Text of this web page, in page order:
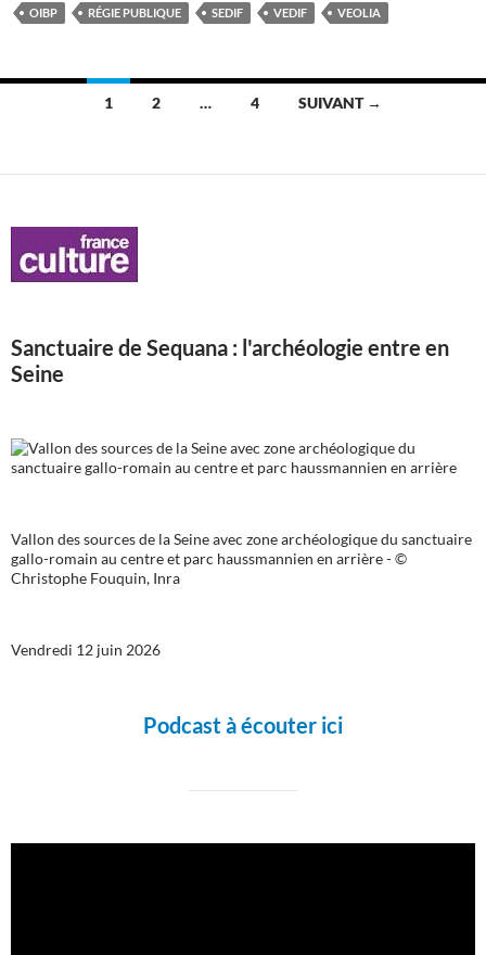
OIBP
RÉGIE PUBLIQUE SEDIF VEDIF VEOLIA
Navigation
articles
1 2 … 4 SUIVANT →
Sanctuaire de Sequana : l'archéologie entre en
Seine
Vallon des sources de la Seine avec zone archéologique du sanctuaire
gallo-romain au centre et parc haussmannien en arrière - ©
Christophe Fouquin, Inra
Vendredi 12 juin 2026
Podcast à écouter ici